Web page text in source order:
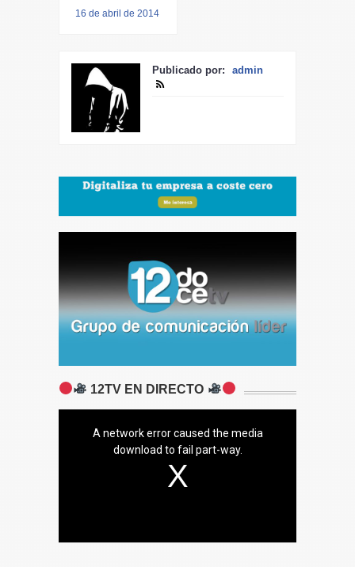
16 de abril de 2014
Publicado por: admin
12TV EN DIRECTO
A network error caused the media
download to fail part-way.